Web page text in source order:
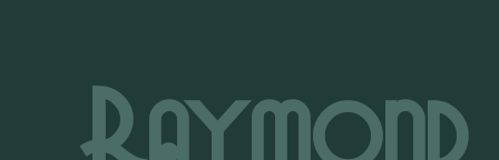
Raymond